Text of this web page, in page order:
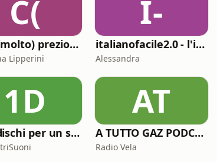
C(
Cose (molto) preziose
Lipperini
I-
italianofacile2.0 - l'italiano con le canzoni
Alessandra
1D
1000 dischi per un secolo
AT
A TUTTO GAZ PODCAST
Radio Vela